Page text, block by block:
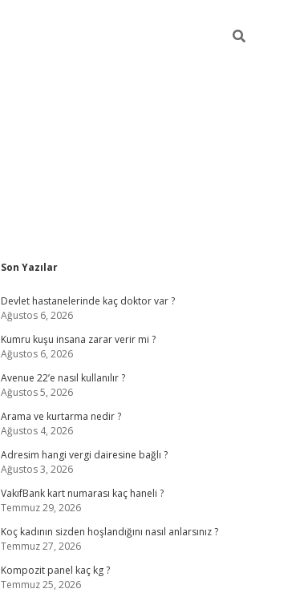
Sidebar
Son Yazılar
Devlet hastanelerinde kaç doktor var ?
Ağustos 6, 2026
Kumru kuşu insana zarar verir mi ?
Ağustos 6, 2026
Avenue 22’e nasıl kullanılır ?
Ağustos 5, 2026
Arama ve kurtarma nedir ?
Ağustos 4, 2026
Adresim hangi vergi dairesine bağlı ?
Ağustos 3, 2026
VakıfBank kart numarası kaç haneli ?
Temmuz 29, 2026
Koç kadının sizden hoşlandığını nasıl anlarsınız ?
Temmuz 27, 2026
Kompozit panel kaç kg ?
Temmuz 25, 2026